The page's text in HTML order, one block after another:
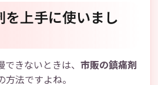
上手に使いまし
きないときは、 市販の鎮痛剤
法ですよね。